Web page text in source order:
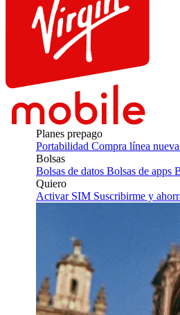
Planes prepago
Portabilidad Compra línea nueva
Bolsas
Bolsas de datos Bolsas de apps
Quiero
Activar SIM Suscribirme y